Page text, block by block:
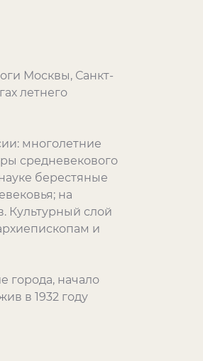
Москвы, Санкт-
летнего
многолетние
средневекового
берестяные
на
Культурный слой
и
города, начало
в 1932 году